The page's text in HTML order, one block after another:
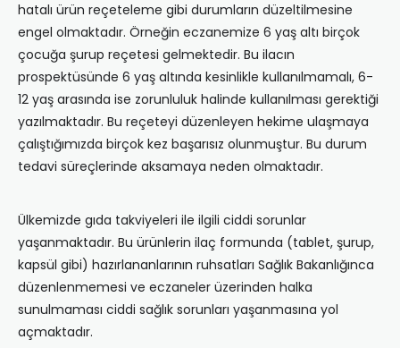
hatalı ürün reçeteleme gibi durumların düzeltilmesine
engel olmaktadır. Örneğin eczanemize 6 yaş altı birçok
çocuğa şurup reçetesi gelmektedir. Bu ilacın
prospektüsünde 6 yaş altında kesinlikle kullanılmamalı, 6-
12 yaş arasında ise zorunluluk halinde kullanılması gerektiği
yazılmaktadır. Bu reçeteyi düzenleyen hekime ulaşmaya
çalıştığımızda birçok kez başarısız olunmuştur. Bu durum
tedavi süreçlerinde aksamaya neden olmaktadır.
Ülkemizde gıda takviyeleri ile ilgili ciddi sorunlar
yaşanmaktadır. Bu ürünlerin ilaç formunda (tablet, şurup,
kapsül gibi) hazırlananlarının ruhsatları Sağlık Bakanlığınca
düzenlenmemesi ve eczaneler üzerinden halka
sunulmaması ciddi sağlık sorunları yaşanmasına yol
açmaktadır.